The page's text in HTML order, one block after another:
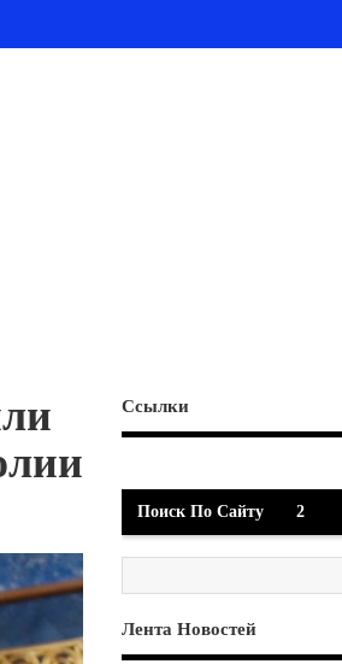
Ссылки
Поиск По Сайту 2
Лента Новостей